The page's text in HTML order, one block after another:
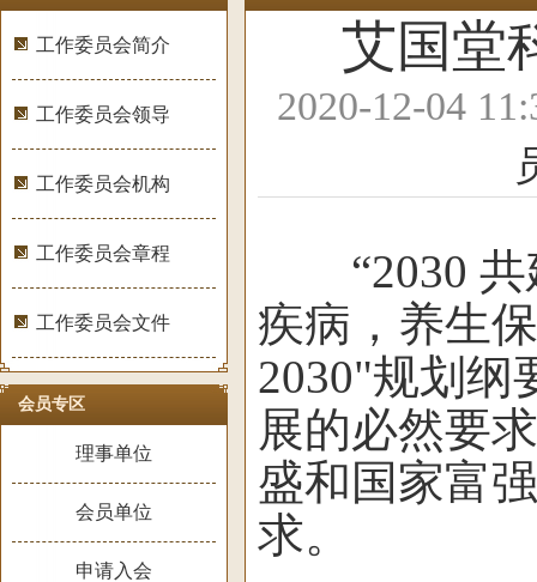
工作委员会简介
工作委员会领导
工作委员会机构
工作委员会章程
工作委员会文件
会员专区
理事单位
会员单位
申请入会
艾国堂
2020-12-04
“2030 共
疾病，养生
2030"规划纲
展的必然要
盛和国家富
求。